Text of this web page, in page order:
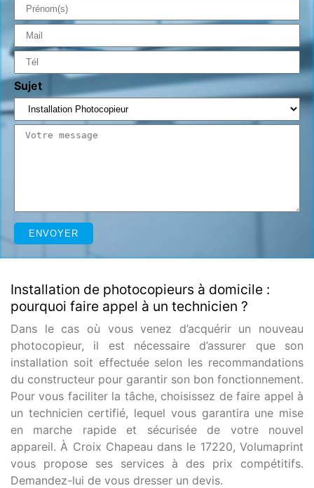
Sujet
Installation de photocopieurs à domicile :
pourquoi faire appel à un technicien ?
Dans le cas où vous venez d’acquérir un nouveau
photocopieur, il est nécessaire d’assurer que son
installation soit effectuée selon les recommandations
du constructeur pour garantir son bon fonctionnement.
Pour vous faciliter la tâche, choisissez de faire appel à
un technicien certifié, lequel vous garantira une mise
en marche rapide et sécurisée de votre nouvel
appareil. À Croix Chapeau dans le 17220, Volumaprint
vous propose ses services à des prix compétitifs.
Demandez-lui de vous dresser un devis.